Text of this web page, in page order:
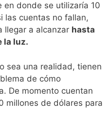
en donde se utilizaría 10
las cuentas no fallan,
llegar a alcanzar hasta
la luz.
sea una realidad, tienen
de cómo
De momento cuentan
millones de dólares para